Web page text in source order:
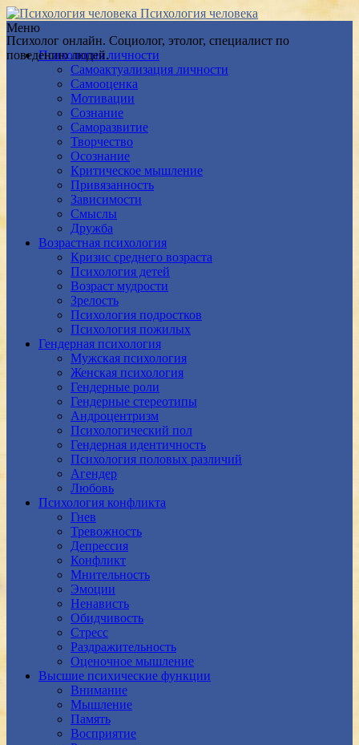
Психология человека
Психолог онлайн. Социолог, этолог, специалист по
поведению людей.
Меню
Психология личности
Самоактуализация личности
Самооценка
Мотивации
Сознание
Саморазвитие
Творчество
Осознание
Критическое мышление
Привязанность
Зависимости
Смыслы
Дружба
Возрастная психология
Кризис среднего возраста
Психология детей
Возраст мудрости
Зрелость
Психология подростков
Психология пожилых
Гендерная психология
Мужская психология
Женская психология
Гендерные роли
Гендерные стереотипы
Андроцентризм
Психологический пол
Гендерная идентичность
Психология половых различий
Агендер
Любовь
Психология конфликта
Гнев
Тревожность
Депрессия
Конфликт
Мнительность
Эмоции
Ненависть
Обидчивость
Стресс
Раздражительность
Оценочное мышление
Высшие психические функции
Внимание
Мышление
Память
Восприятие